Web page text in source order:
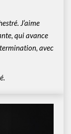
J’aime
qui avance
avec